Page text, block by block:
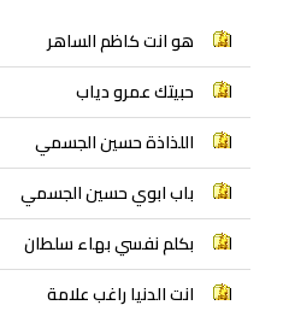
هو انت كاظم الساهر
حبيتك عمرو دياب
اللذاذة حسين الجسمي
باب ابوي حسين الجسمي
بكلم نفسي بهاء سلطان
انت الدنيا راغب علامة